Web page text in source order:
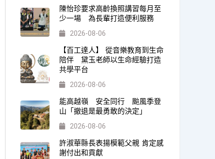
陳怡珍要求高齡換照講習每月至
少一場 為長輩打造便利服務
2026-08-06
【百工達人】 從音樂教育到生命
陪伴 黛玉老師以生命經驗打造
共學平台
2026-08-06
能高越嶺 安全同行 颱風季登
山「撤退是最勇敢的決定」
2026-08-06
許淑華縣長表揚模範父親 肯定感
謝付出和貢獻